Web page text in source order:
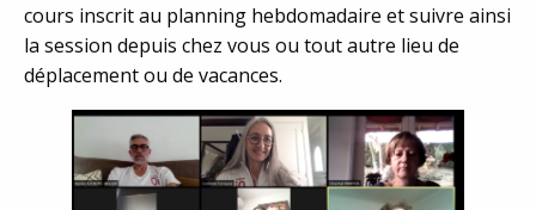
cours inscrit au planning hebdomadaire et suivre ainsi
la session depuis chez vous ou tout autre lieu de
déplacement ou de vacances.